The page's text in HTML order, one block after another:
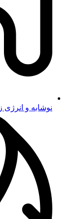
نوشابه و انرژی زا